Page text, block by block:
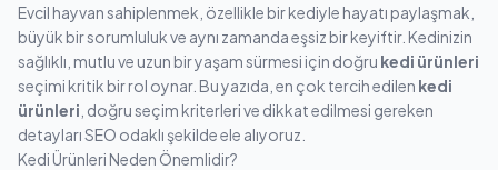
Evcil hayvan sahiplenmek, özellikle bir kediyle hayatı paylaşmak,
büyük bir sorumluluk ve aynı zamanda eşsiz bir keyiftir. Kedinizin
sağlıklı, mutlu ve uzun bir yaşam sürmesi için doğru kedi ürünleri
seçimi kritik bir rol oynar. Bu yazıda, en çok tercih edilen kedi
ürünleri , doğru seçim kriterleri ve dikkat edilmesi gereken
detayları SEO odaklı şekilde ele alıyoruz.
Kedi Ürünleri Neden Önemlidir?